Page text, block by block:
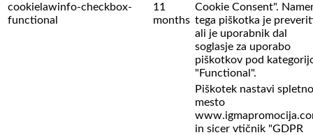
cookielawinfo-checkbox-
functional
11
months
Cookie Consent".
tega piškotka je
ali je uporabnik dal
soglasje za uporabo
piškotkov pod
"Functional".
Piškotek nastavi spletno
mesto
in sicer vtičnik "GDPR